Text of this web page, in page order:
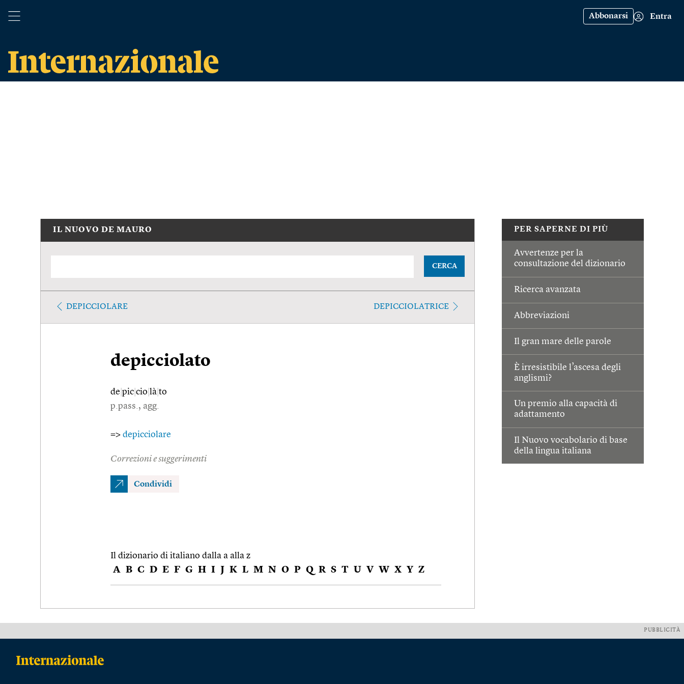
Abbonarsi Entra
PER SAPERNE DI PIÙ
Avvertenze per la
consultazione del dizionario
Ricerca avanzata
Abbreviazioni
Il gran mare delle parole
È irresistibile l’ascesa degli
anglismi?
Un premio alla capacità di
adattamento
Il Nuovo vocabolario di base
della lingua italiana
IL NUOVO DE MAURO
CERCA
DEPICCIOLARE DEPICCIOLATRICE
depicciolato
de pic cio là to
p.pass., agg.
=> depicciolare
Correzioni e suggerimenti
Condividi
Il dizionario di italiano dalla a alla z
A B C D E F G H I J K L M N O P Q R S T U V W X Y Z
PUBBLICITÀ